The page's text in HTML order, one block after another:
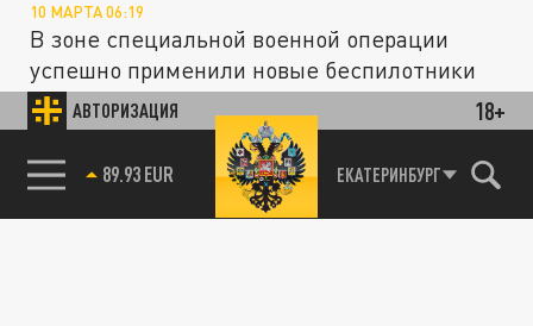
АВТОРИЗАЦИЯ 18+
85.64 BRENT ЕКАТЕРИНБУРГ
10 МАРТА 06:19
В зоне специальной военной операции
успешно применили новые беспилотники
«Елка», предназначенные для...
Военный медик спасла смертельно
раненого русского офицера на СВО
ОБЩЕСТВО